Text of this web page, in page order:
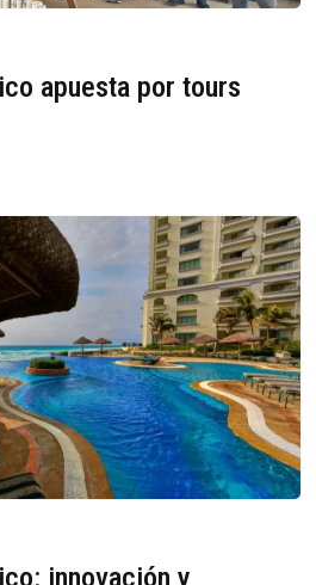
apuesta por tours
innovación y